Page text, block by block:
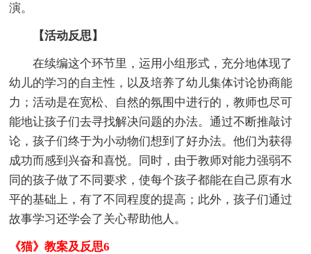
演。
【活动反思】
在续编这个环节里，运用小组形式，充分地体现了
幼儿的学习的自主性，以及培养了幼儿集体讨论协商能
力；活动是在宽松、自然的氛围中进行的，教师也尽可
能地让孩子们去寻找解决问题的办法。通过不断推敲讨
论，孩子们终于为小动物们想到了好办法。他们为获得
成功而感到兴奋和喜悦。同时，由于教师对能力强弱不
同的孩子做了不同要求，使每个孩子都能在自己原有水
平的基础上，有了不同程度的提高；此外，孩子们通过
故事学习还学会了关心帮助他人。
《猫》教案及反思6